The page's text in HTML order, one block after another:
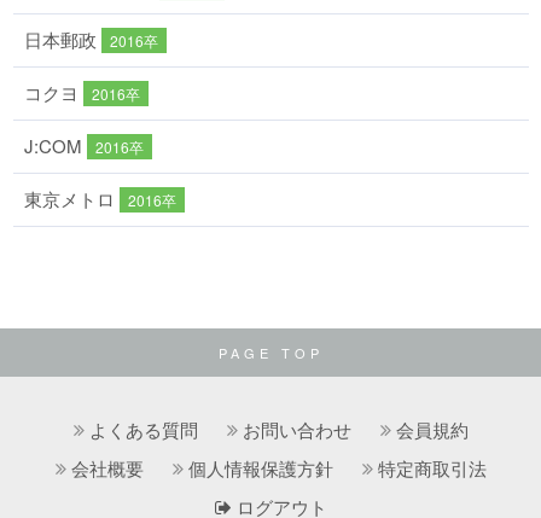
日本郵政 2016卒
コクヨ 2016卒
J:COM 2016卒
東京メトロ 2016卒
PAGE TOP
よくある質問 お問い合わせ
会員規約
会社概要
個人情報保護方針
特定商取引法
ログアウト